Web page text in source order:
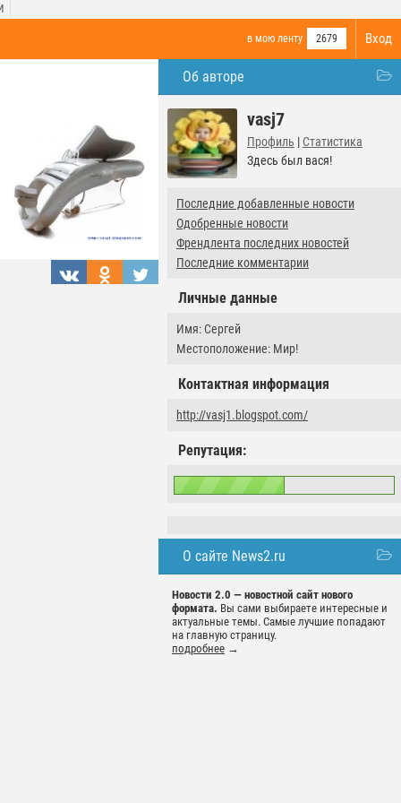
Вход
в мою ленту 2679
Об авторе
vasj7
Профиль | Статистика
Здесь был вася!
Последние добавленные новости
Одобренные новости
Френдлента последних новостей
Последние комментарии
Личные данные
Имя: Сергей
Местоположение: Мир!
Контактная информация
http://vasj1.blogspot.com/
Репутация:
О сайте News2.ru
Новости 2.0 — новостной сайт нового
формата. Вы сами выбираете интересные и
актуальные темы. Самые лучшие попадают
на главную страницу.
подробнее →